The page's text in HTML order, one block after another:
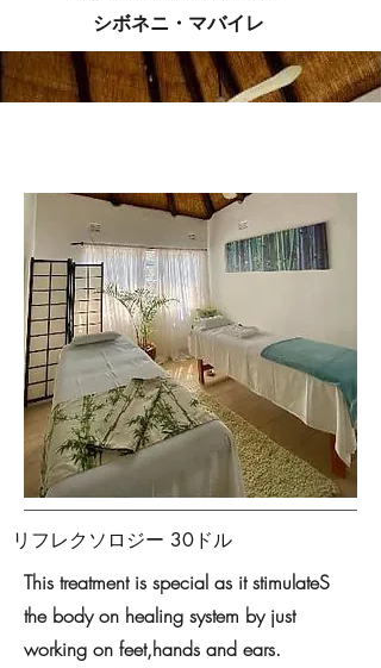
シボネニ・マバイレ
リフレクソロジー 30ドル
This treatment is special as it stimulateS
the body on healing system by just
working on feet,hands and ears.